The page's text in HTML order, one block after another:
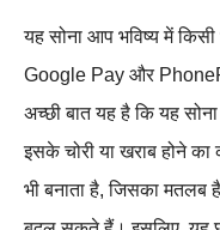
यह सोना आप भविष्य में
Google Pay और
अच्छी बात यह है कि यह
इसके चोरी या खराब होने का
भी बनाता है, जिसका